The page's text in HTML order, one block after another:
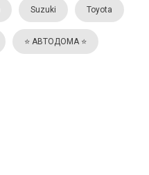
Suzuki Toyota
⭐️ АВТОДОМА ⭐️